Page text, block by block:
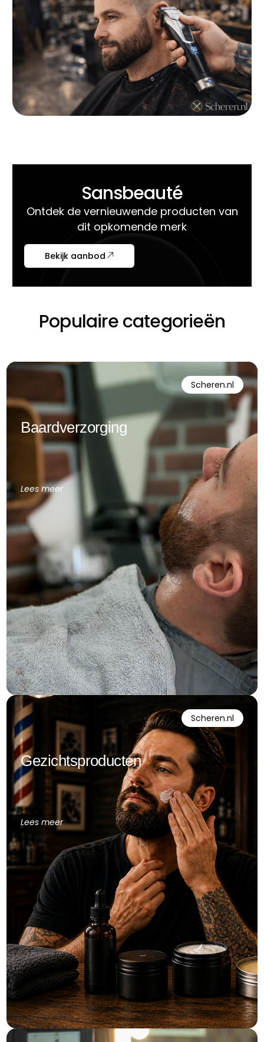
Sansbeauté
Ontdek de vernieuwende producten van
dit opkomende merk
Bekijk aanbod
Populaire categorieën
Scheren.nl
Baardverzorging
Lees meer
Scheren.nl
Gezichtsproducten
Lees meer